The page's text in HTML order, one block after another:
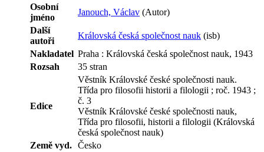
Osobní
jméno
Janouch, Václav (Autor)
Další
autoři
Královská česká společnost nauk (isb)
Nakladatel Praha : Královská česká společnost nauk, 1943
Rozsah
35 stran
Edice
Věstník Královské české společnosti nauk.
Třída pro filosofii historii a filologii ; roč. 1943 ;
č. 3
Věstník Královské české společnosti nauk,
Třída pro filosofii, historii a filologii (Královská
česká společnost nauk)
Země vyd. Česko